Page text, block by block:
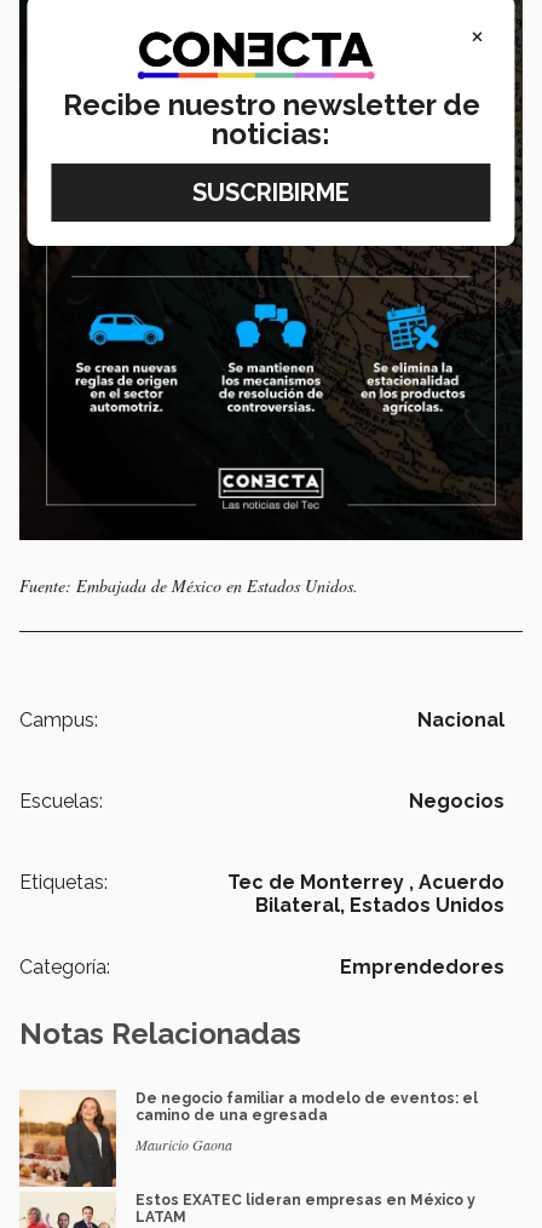
Fuente: Embajada de México en Estados Unidos.
Campus: Nacional
Escuelas: Negocios
Etiquetas: Tec de Monterrey , Acuerdo
Bilateral, Estados Unidos
Categoría: Emprendedores
Notas Relacionadas
De negocio familiar a modelo de eventos: el
camino de una egresada
Mauricio Gaona
Estos EXATEC lideran empresas en México y
LATAM
×
Recibe nuestro newsletter de
noticias: